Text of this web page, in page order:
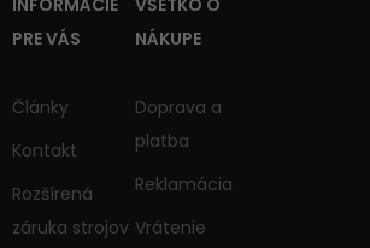
INFORMÁCIE
PRE VÁS
Články
Kontakt
Rozšírená
záruka strojov
VŠETKO O
NÁKUPE
Doprava a
platba
Reklamácia
Vrátenie